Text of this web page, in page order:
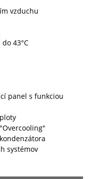
vzduchu
43°C
panel s funkciou
systémov